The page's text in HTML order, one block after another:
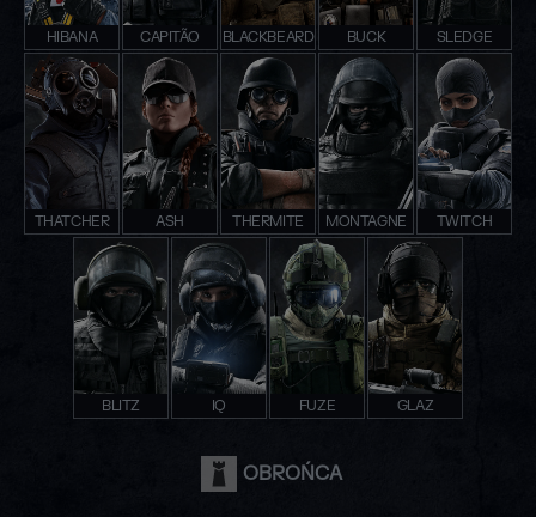
HIBANA CAPITÃO BLACKBEARD BUCK SLEDGE
THATCHER ASH THERMITE MONTAGNE TWITCH
BLITZ IQ FUZE GLAZ
OBROŃCA